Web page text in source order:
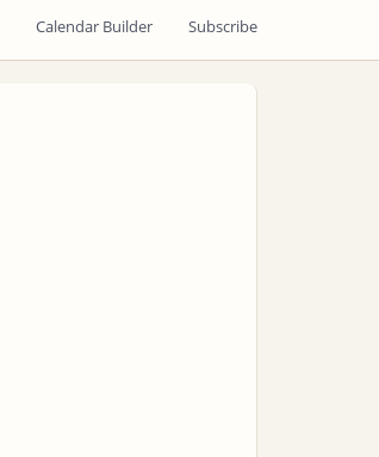
Calendar Builder Subscribe